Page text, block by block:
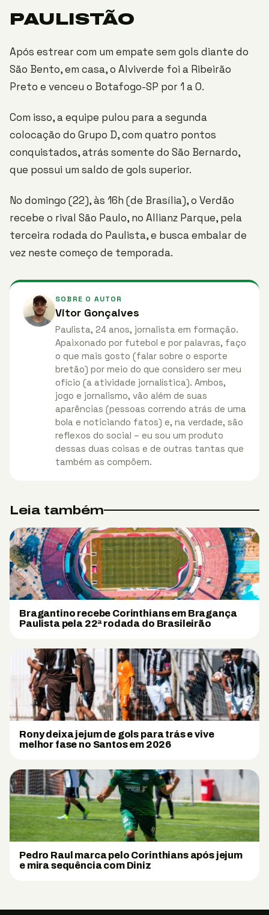
PAULISTÃO
Após estrear com um empate sem gols diante do
São Bento, em casa, o Alviverde foi a Ribeirão
Preto e venceu o Botafogo-SP por 1 a 0.
Com isso, a equipe pulou para a segunda
colocação do Grupo D, com quatro pontos
conquistados, atrás somente do São Bernardo,
que possui um saldo de gols superior.
No domingo (22), às 16h (de Brasília), o Verdão
recebe o rival São Paulo, no Allianz Parque, pela
terceira rodada do Paulista, e busca embalar de
vez neste começo de temporada.
SOBRE O AUTOR
Vitor Gonçalves
Paulista, 24 anos, jornalista em formação.
Apaixonado por futebol e por palavras, faço
o que mais gosto (falar sobre o esporte
bretão) por meio do que considero ser meu
ofício (a atividade jornalística). Ambos,
jogo e jornalismo, vão além de suas
aparências (pessoas correndo atrás de uma
bola e noticiando fatos) e, na verdade, são
reflexos do social – eu sou um produto
dessas duas coisas e de outras tantas que
também as compõem.
Leia também
Bragantino recebe Corinthians em Bragança
Paulista pela 22ª rodada do Brasileirão
Rony deixa jejum de gols para trás e vive
melhor fase no Santos em 2026
Pedro Raul marca pelo Corinthians após jejum
e mira sequência com Diniz